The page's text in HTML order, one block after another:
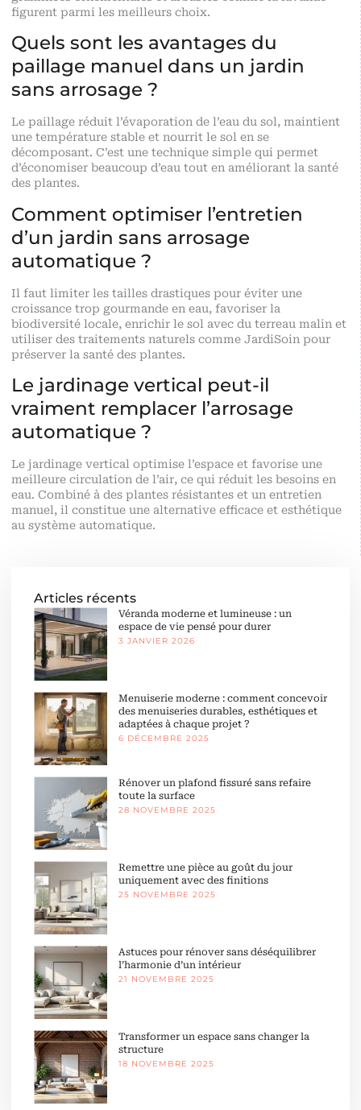
figurent parmi les meilleurs choix.
Quels sont les avantages du
paillage manuel dans un jardin
sans arrosage ?
Le paillage réduit l’évaporation de l’eau du sol, maintient
une température stable et nourrit le sol en se
décomposant. C’est une technique simple qui permet
d’économiser beaucoup d’eau tout en améliorant la santé
des plantes.
Comment optimiser l’entretien
d’un jardin sans arrosage
automatique ?
Il faut limiter les tailles drastiques pour éviter une
croissance trop gourmande en eau, favoriser la
biodiversité locale, enrichir le sol avec du terreau malin et
utiliser des traitements naturels comme JardiSoin pour
préserver la santé des plantes.
Le jardinage vertical peut-il
vraiment remplacer l’arrosage
automatique ?
Le jardinage vertical optimise l’espace et favorise une
meilleure circulation de l’air, ce qui réduit les besoins en
eau. Combiné à des plantes résistantes et un entretien
manuel, il constitue une alternative efficace et esthétique
au système automatique.
Articles récents
Véranda moderne et lumineuse : un
espace de vie pensé pour durer
3 JANVIER 2026
Menuiserie moderne : comment concevoir
des menuiseries durables, esthétiques et
adaptées à chaque projet ?
6 DÉCEMBRE 2025
Rénover un plafond fissuré sans refaire
toute la surface
28 NOVEMBRE 2025
Remettre une pièce au goût du jour
uniquement avec des finitions
25 NOVEMBRE 2025
Astuces pour rénover sans déséquilibrer
l’harmonie d’un intérieur
21 NOVEMBRE 2025
Transformer un espace sans changer la
structure
18 NOVEMBRE 2025